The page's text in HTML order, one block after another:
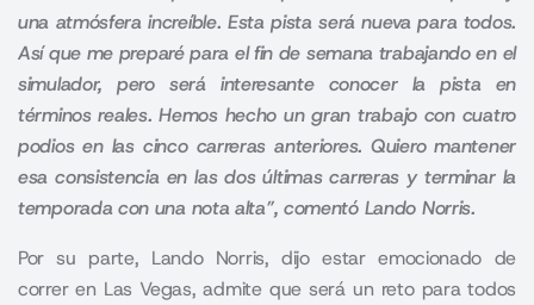
una atmósfera increíble. Esta pista será nueva para todos.
Así que me preparé para el fin de semana trabajando en el
simulador, pero será interesante conocer la pista en
términos reales. Hemos hecho un gran trabajo con cuatro
podios en las cinco carreras anteriores. Quiero mantener
esa consistencia en las dos últimas carreras y terminar la
temporada con una nota alta”, comentó Lando Norris.
Por su parte, Lando Norris, dijo estar emocionado de
correr en Las Vegas, admite que será un reto para todos